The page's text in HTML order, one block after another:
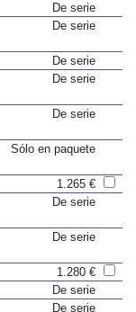
De serie
De serie
De serie
1.265 €
1.280 €
De serie